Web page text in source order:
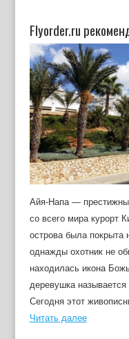
Flyorder.ru
Айя-Напа —
со всего мира курорт
острова была
однажды охотник не
находилась икона
деревушка
Сегодня этот
Читать далее